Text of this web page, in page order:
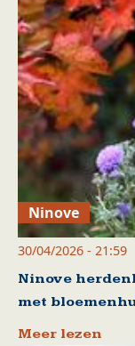
Ninove
30/04/2026 - 21:59
Ninove
met
Meer lezen